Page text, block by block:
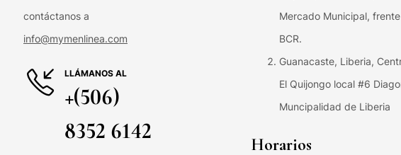
contáctanos a
info@mymenlinea.com
LLÁMANOS AL
+(506)
8352 6142
Mercado Municipal,
BCR.
Guanacaste, Liberia,
El Quijongo local #6
Muncipalidad de Liberia
Horarios